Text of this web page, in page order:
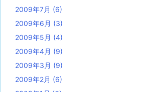
2009年7月 (6)
2009年6月 (3)
2009年5月 (4)
2009年4月 (9)
2009年3月 (9)
2009年2月 (6)